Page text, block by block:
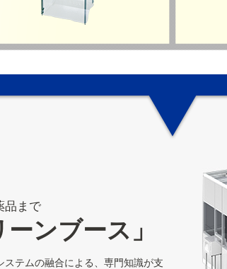
品まで
ンブース」
テムの融合による、専門知識が支